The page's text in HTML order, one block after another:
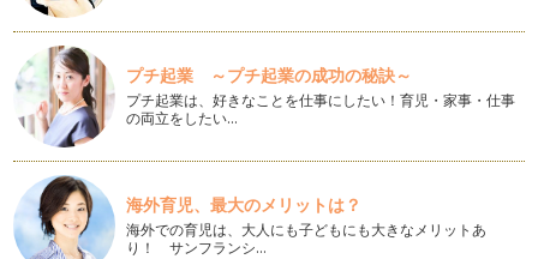
とろーりチョコのガトーショコラ
もうすぐバレンタイン♪ チョコが美味しい甘い季節がやって
きますね。 今回はちょっと…
ふわふわしっとりキャロットケーキ
新年あけましておめでとうございます♪今年も１年が始まりま
したね。 お祝いムードのご…
クリスマスケーキを作ろう！Part２
＜クリームの材料＞ 生クリーム 200ｃｃ（1パック分） 牛
乳 70ｇ …
プチ起業 ～プチ起業の成功の秘訣～
プチ起業は、好きなことを仕事にしたい！育児・家事・仕事
の両立をしたい…
海外育児、最大のメリットは？
海外での育児は、大人にも子どもにも大きなメリットあ
り！ サンフランシ…